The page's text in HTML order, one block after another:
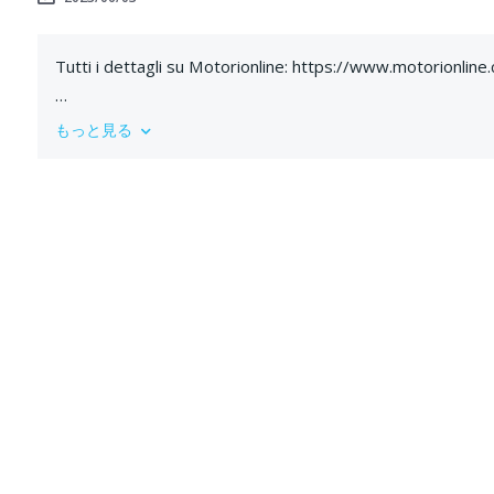
Tutti i dettagli su Motorionline: https://
Scopri la nuova #Peugeot408 2023: un crossover
もっと見る